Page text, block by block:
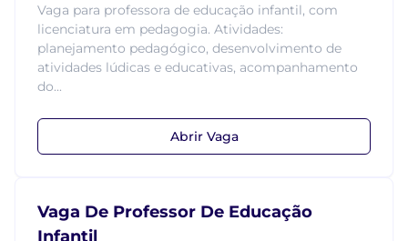
Vaga para professora de educação infantil, com
licenciatura em pedagogia. Atividades:
planejamento pedagógico, desenvolvimento de
atividades lúdicas e educativas, acompanhamento
do...
Abrir Vaga
Vaga De Professor De Educação
Infantil